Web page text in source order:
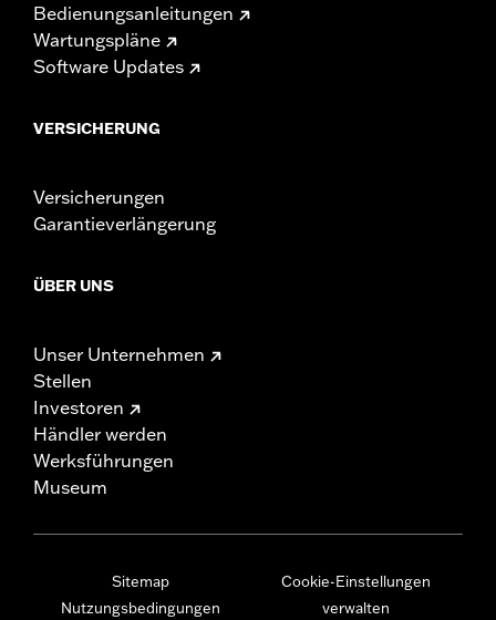
Bedienungsanleitungen
Wartungspläne
Software Updates
VERSICHERUNG
Versicherungen
Garantieverlängerung
ÜBER UNS
Unser Unternehmen
Stellen
Investoren
Händler werden
Werksführungen
Museum
Sitemap
Nutzungsbedingungen
Cookie-Einstellungen
verwalten